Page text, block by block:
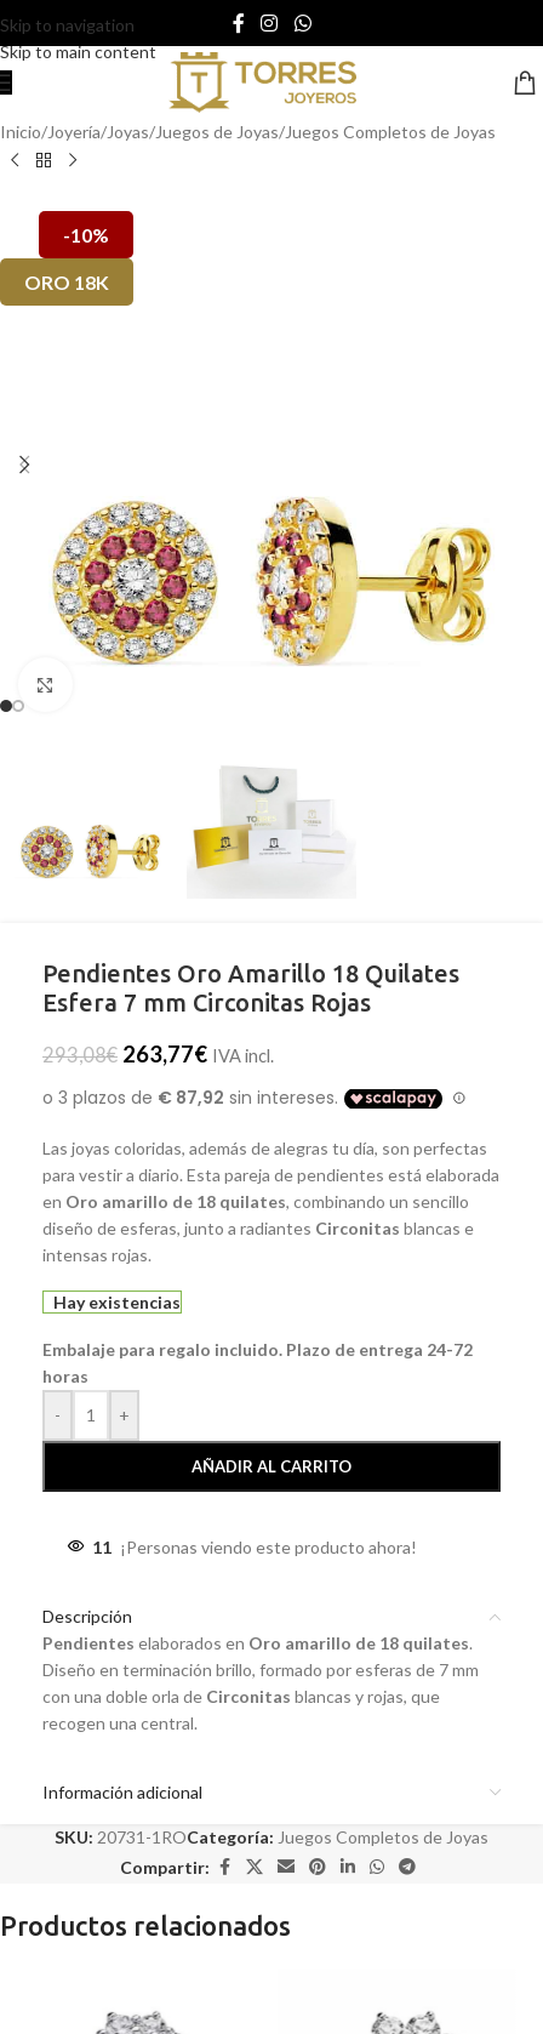
Skip to navigation
Skip to main content
Inicio/Joyería/Joyas/Juegos de Joyas/Juegos Completos de Joyas
-10%
ORO 18K
Pendientes Oro Amarillo 18 Quilates
Esfera 7 mm Circonitas Rojas
293,08€ 263,77€ IVA incl.
Las joyas coloridas, además de alegras tu día, son perfectas
para vestir a diario. Esta pareja de pendientes está elaborada
en Oro amarillo de 18 quilates, combinando un sencillo
diseño de esferas, junto a radiantes Circonitas blancas e
intensas rojas.
Hay existencias
Embalaje para regalo incluido. Plazo de entrega 24-72
horas
-
+
AÑADIR AL CARRITO
11 ¡Personas viendo este producto ahora!
Descripción
Pendientes elaborados en Oro amarillo de 18 quilates.
Diseño en terminación brillo, formado por esferas de 7 mm
con una doble orla de Circonitas blancas y rojas, que
recogen una central.
Información adicional
SKU: 20731-1ROCategoría: Juegos Completos de Joyas
Compartir:
Productos relacionados